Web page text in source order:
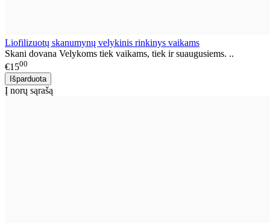
Liofilizuotų skanumynų velykinis rinkinys vaikams
Skani dovana Velykoms tiek vaikams, tiek ir suaugusiems. ..
€1500
Į norų sąrašą